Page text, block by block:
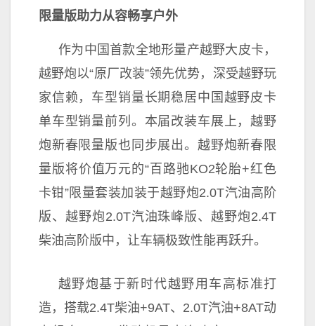
限量版助力从容畅享户外
作为中国首款全地形量产越野大皮卡，
越野炮以“原厂改装”领先优势，深受越野玩
家信赖，车型销量长期稳居中国越野皮卡
单车型销量前列。本届改装车展上，越野
炮新春限量版也同步展出。越野炮新春限
量版将价值万元的“百路驰KO2轮胎+红色
卡钳”限量套装加装于越野炮2.0T汽油高阶
版、越野炮2.0T汽油珠峰版、越野炮2.4T
柴油高阶版中，让车辆极致性能再跃升。
越野炮基于新时代越野用车高标准打
造，搭载2.4T柴油+9AT、2.0T汽油+8AT动